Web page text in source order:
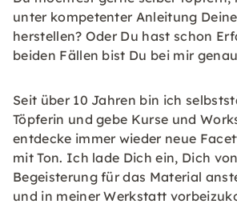
unter kompetenter Anleitung
herstellen? Oder Du hast schon
beiden Fällen bist Du bei mir
Seit über 10 Jahren bin ich
Töpferin und gebe Kurse und
entdecke immer wieder neue
mit Ton. Ich lade Dich ein, Dich
Begeisterung für das Material
und in meiner Werkstatt